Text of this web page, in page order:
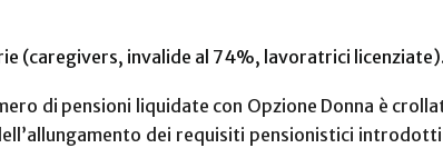
(caregivers, invalide al 74%, lavoratrici
di pensioni liquidate con Opzione Donna è
dei requisiti pensionistici